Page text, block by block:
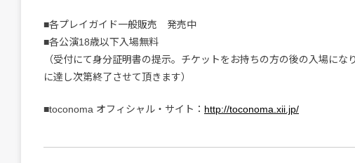
■各プレイガイド一般販売 発売中
■各公演18歳以下入場無料
（受付にて身分証明書の提示。チケットをお持ちの方の後の入場にな
に達し次第終了させて頂きます）
■toconoma オフィシャル・サイト： http://toconoma.xii.jp/